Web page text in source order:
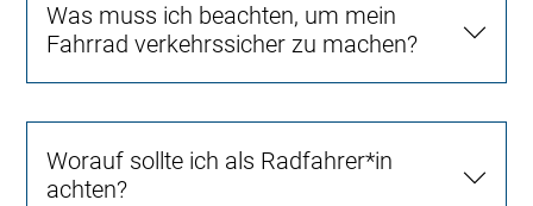
Was muss ich beachten, um mein
Fahrrad verkehrssicher zu machen?
Worauf sollte ich als Radfahrer*in
achten?